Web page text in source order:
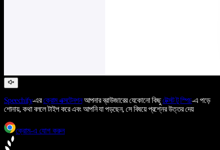
Speechify-এরক্রোম এক্সটেনশনআপনার ব্রাউজারের যেকোনো কিছুটেক্সট টু স্পিচ-এ পড়ে
শোনায়, কথা বললে টাইপ করে এবং আপনি যা পড়ছেন, সে বিষয়ে প্রশ্নের উত্তর দেয়
ক্রোম-এ যোগ করুন